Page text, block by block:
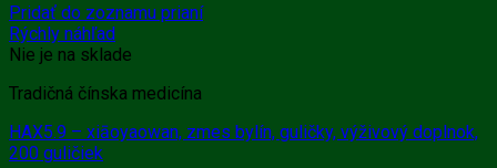
Pridať do zoznamu prianí
Rýchly náhľad
Nie je na sklade
Tradičná čínska medicína
HAX5.9 – xiāoyaowan, zmes bylín, guličky, výživový doplnok,
200 guličiek